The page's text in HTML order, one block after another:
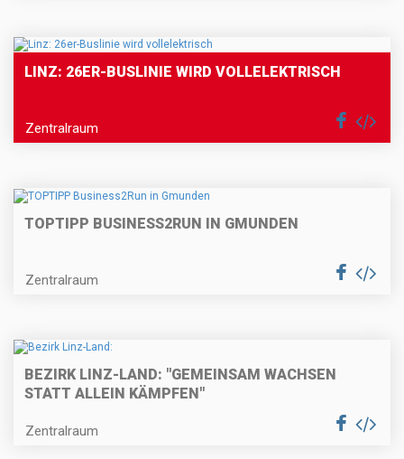
LINZ: 26ER-BUSLINIE WIRD VOLLELEKTRISCH
Zentralraum
TOPTIPP BUSINESS2RUN IN GMUNDEN
Zentralraum
BEZIRK LINZ-LAND: "GEMEINSAM WACHSEN
STATT ALLEIN KÄMPFEN"
Zentralraum